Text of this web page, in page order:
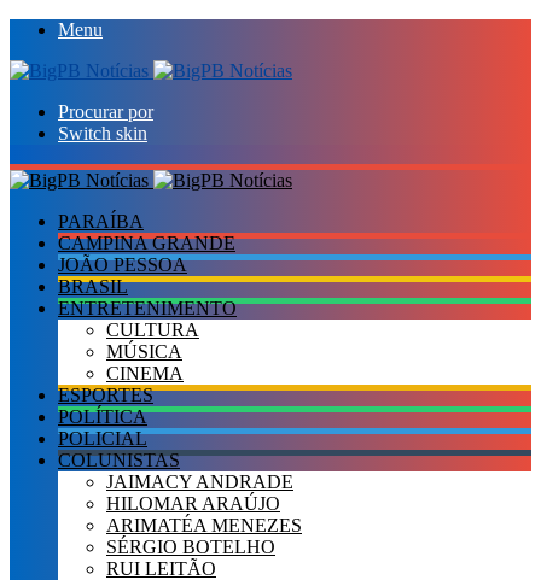
Menu
Procurar por
Switch skin
PARAÍBA
CAMPINA GRANDE
JOÃO PESSOA
BRASIL
ENTRETENIMENTO
CULTURA
MÚSICA
CINEMA
ESPORTES
POLÍTICA
POLICIAL
COLUNISTAS
JAIMACY ANDRADE
HILOMAR ARAÚJO
ARIMATÉA MENEZES
SÉRGIO BOTELHO
RUI LEITÃO